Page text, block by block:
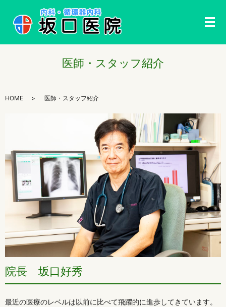
メ
医師・スタッフ紹介
HOME 医師・スタッフ紹介
院長 坂口好秀
最近の医療のレベルは以前に比べて飛躍的に進歩してきています。